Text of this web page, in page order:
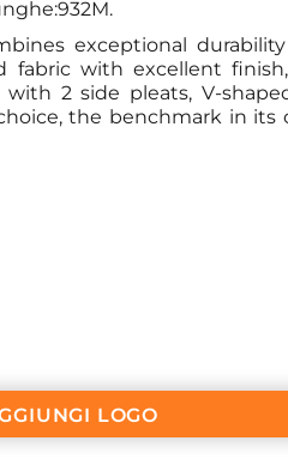
exceptional
fabric with excellent
2 side pleats, V-
the benchmark in its
LOGO